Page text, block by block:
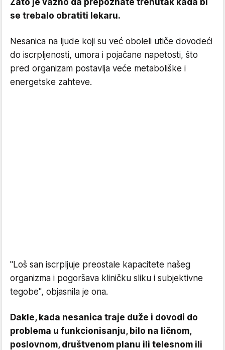
se trebalo obratiti lekaru.
Nesanica na ljude koji su već oboleli utiče dovodeći
do iscrpljenosti, umora i pojačane napetosti, što
pred organizam postavlja veće metaboliške i
energetske zahteve.
"Loš san iscrpljuje preostale kapacitete našeg
organizma i pogoršava kliničku sliku i subjektivne
tegobe", objasnila je ona.
Dakle, kada nesanica traje duže i dovodi do
problema u funkcionisanju, bilo na ličnom,
poslovnom, društvenom planu ili telesnom ili